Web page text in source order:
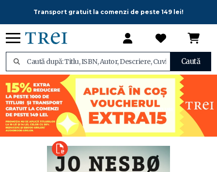
Transport gratuit la comenzi de peste 149 lei!
Caută